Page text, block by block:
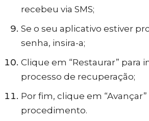
recebeu via SMS;
Se o seu aplicativo estiver
senha, insira-a;
Clique em “Restaurar” para
processo de recuperação;
Por fim, clique em
procedimento.